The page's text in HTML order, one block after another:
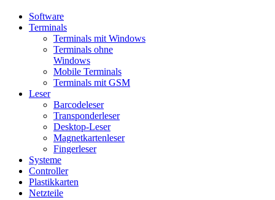
Software
Terminals
Terminals mit Windows
Terminals ohne
Windows
Mobile Terminals
Terminals mit GSM
Leser
Barcodeleser
Transponderleser
Desktop-Leser
Magnetkartenleser
Fingerleser
Systeme
Controller
Plastikkarten
Netzteile